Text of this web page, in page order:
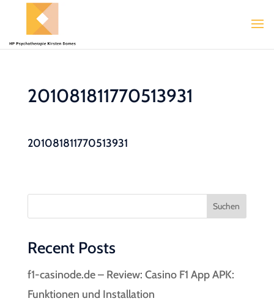
201081811770513931
201081811770513931
Suchen
Recent Posts
f1-casinode.de – Review: Casino F1 App APK:
Funktionen und Installation